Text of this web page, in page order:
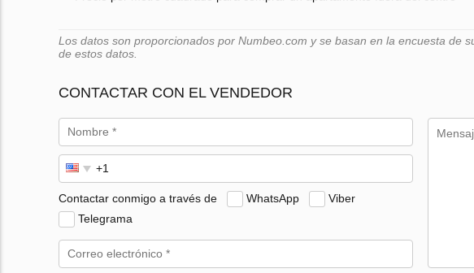
Los datos son proporcionados por Numbeo.com y se basan en la encuesta de
de estos datos.
CONTACTAR CON EL VENDEDOR
Contactar conmigo a través de WhatsApp
Viber
Telegrama